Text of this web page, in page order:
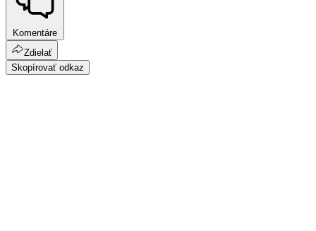
Komentáre
Zdielať
Skopírovať odkaz